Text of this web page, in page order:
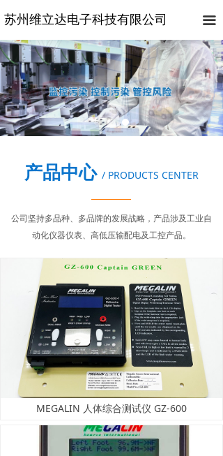
끀
苏州维立达电子科技有限公司
产品中心 / PRODUCTS CENTER
公司坚持多品种、多品牌的发展战略，产品涉及工业自
动化仪器仪表、高低压输配电及工控产品。
MEGALIN 人体综合测试仪 GZ-600